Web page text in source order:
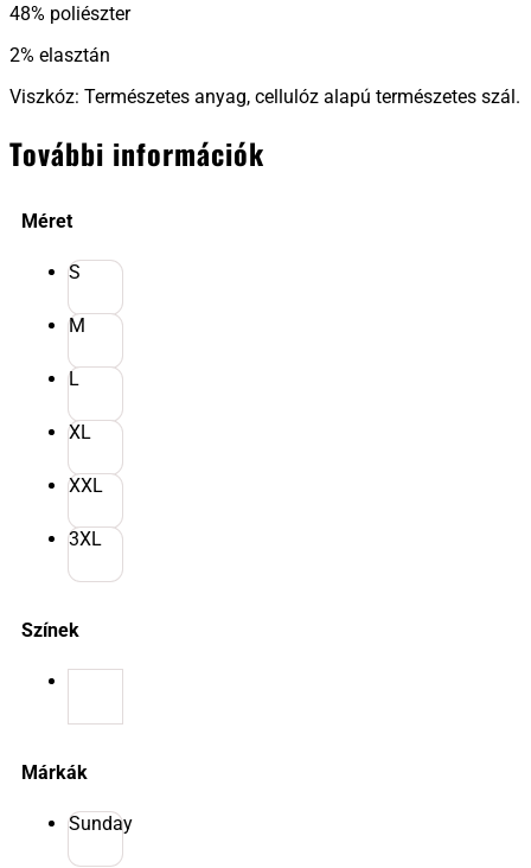
48% poliészter
2% elasztán
Viszkóz: Természetes anyag, cellulóz alapú természetes szál.
További információk
Méret
S
M
L
XL
XXL
3XL
Színek
Márkák
Sunday